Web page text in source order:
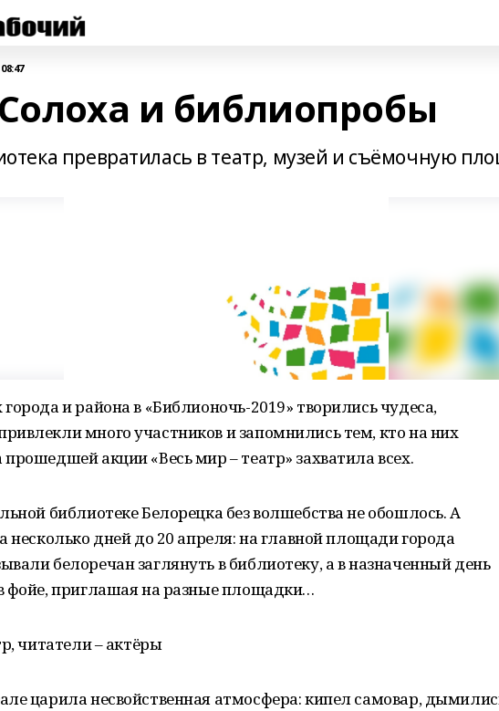
Солоха и библиопробы
превратилась в театр, музей и съёмочную
и района в «Библионочь-2019» творились чудеса,
много участников и запомнились тем, кто на них
акции «Весь мир – театр» захватила всех.
библиотеке Белорецка без волшебства не обошлось. А
несколько дней до 20 апреля: на главной площади города
белоречан заглянуть в библиотеку, а в назначенный день
фойе, приглашая на разные площадки…
читатели – актёры
царила несвойственная атмосфера: кипел самовар,